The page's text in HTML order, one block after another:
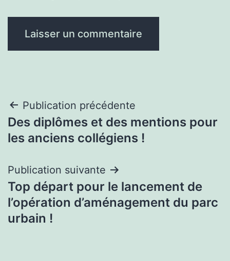
Navigation
de
Publication précédente
Des diplômes et des mentions pour
les anciens collégiens !
Publication suivante
Top départ pour le lancement de
l’opération d’aménagement du parc
urbain !